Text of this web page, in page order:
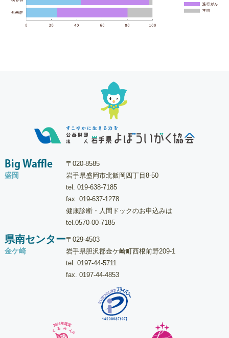
Big Waffle
盛岡
〒020-8585
岩手県盛岡市北飯岡四丁目8-50
tel. 019-638-7185
fax. 019-637-1278
健康診断・人間ドックのお申込みは
tel. 0570-00-7185
県南センター
金ケ崎
〒029-4503
岩手県胆沢郡金ケ崎町西根前野209-1
tel. 0197-44-5711
fax. 0197-44-4853